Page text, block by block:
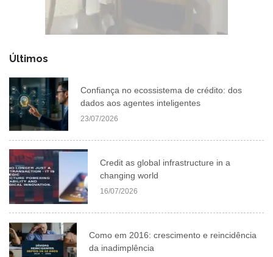
Últimos
Confiança no ecossistema de crédito: dos
dados aos agentes inteligentes
23/07/2026
Credit as global infrastructure in a
changing world
16/07/2026
Como em 2016: crescimento e reincidência
da inadimplência